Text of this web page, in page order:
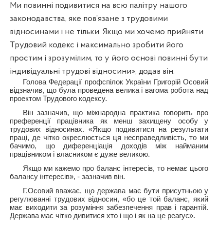
Ми повинні подивитися на всю палітру нашого
законодавства, яке пов’язане з трудовими
відносинами і не тільки. Якщо ми хочемо прийняти
Трудовий кодекс і максимально зробити його
простим і зрозумілим, то у його основі повинні бути
індивідуальні трудові відносини», додав він.
Голова Федерації профспілок України Григорій Осовий
відзначив, що була проведена велика і вагома робота над
проектом Трудового кодексу.
Він зазначив, що міжнародна практика говорить про
преференції працівника як менш захищену особу у
трудових відносинах. «Якщо подивитися на результати
праці, де чітко окреслюється ця несправедливість, то ми
бачимо, що диференціація доходів між найманим
працівником і власником є дуже великою.
Якщо ми кажемо про баланс інтересів, то немає цього
балансу інтересів», - зазначив він.
Г.Осовий вважає, що держава має бути присутньою у
регулюванні трудових відносин, «бо це той баланс, який
має виходити за розуміння забезпечення прав і гарантій.
Держава має чітко дивитися хто і що і як на це реагує».